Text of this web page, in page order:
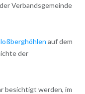
Verbandsgemeinde
auf dem
der
besichtigt werden, im